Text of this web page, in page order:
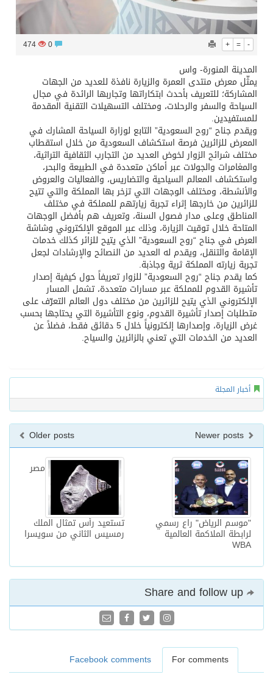
+ = -
474
المدينة المنورة- واس
يمثّل معرض منتدى العمرة والزيارة نافذة للعديد من الجهات
المشاركة؛ للتعريف بأحدث ابتكاراتها وتجاربها الرائدة في مجال
السياحة والسفر والرحلات، ومختلف التسهيلات التقنية المقدمة
للمستفيدين.
ويقدم جناح “روح السعودية” التابع لوزارة السياحة المشارك في
المعرض للزائرين فرصة استكشاف السعودية من خلال استقطاب
مختلف شرائح الزوار لخوض العديد من التجارب الثقافية التراثية،
والمغامرات والجولات عبر أماكن متعددة في الطبيعة والبحر،
واستكشاف المعالم السياحية والتضاريس، والفعاليات والعروض
والأنشطة، ومختلف الوجهات التي تزخر بها المملكة والتي تتيح
للزائرين من خارجها إثراء تجربة زيارتهم للمملكة في مختلف
المناطق وعلى مدار فصول السنة، وتعريف هم بأفضل الوجهات
المتاحة خلال توقيت الزيارة، وذلك عبر الموقع الإلكتروني وشاشة
العرض في جناح “روح السعودية” الذي يتيح للزائر كذلك خدمات
الإقامة والتنقل، ويقدم له العديد من النصائح والإرشادات لجعل
تجربة زيارته المملكة ثرية وجاذبة.
كما يقدم جناح “روح السعودية” للزوار تعريفاً حول كيفية إصدار
تأشيرة القدوم للمملكة عبر مسارات متعددة، تشمل المسار
الإلكتروني الذي يتيح للزائرين من مختلف دول العالم التعرّف على
متطلبات إصدار تأشيرة القدوم، ونوع التأشيرة التي يحتاجها بحسب
غرض الزيارة، وإصدارها إلكترونياً خلال 5 دقائق فقط، فضلاً عن
العديد من الخدمات التي تعني بالزائرين والسياح.
أخبار المجلة
Older posts
مصر
تستعيد رأس تمثال الملك
رمسيس الثاني من سويسرا
"موسم الرياض" راع رسمي
لرابطة الملاكمة العالمية
WBA
For comments
Facebook comments